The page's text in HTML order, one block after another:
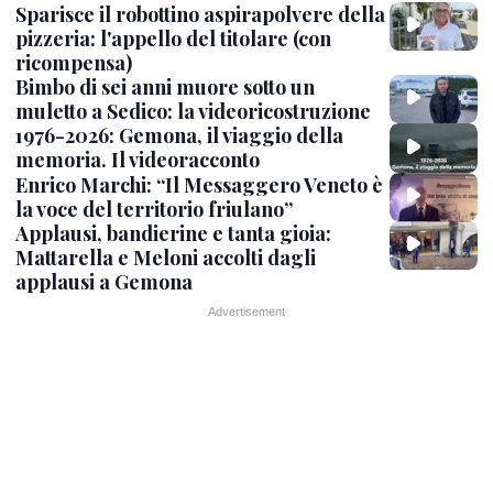
Sparisce il robottino aspirapolvere della
pizzeria: l'appello del titolare (con
ricompensa)
Bimbo di sei anni muore sotto un
muletto a Sedico: la videoricostruzione
1976-2026: Gemona, il viaggio della
memoria. Il videoracconto
Enrico Marchi: “Il Messaggero Veneto è
la voce del territorio friulano”
Applausi, bandierine e tanta gioia:
Mattarella e Meloni accolti dagli
applausi a Gemona